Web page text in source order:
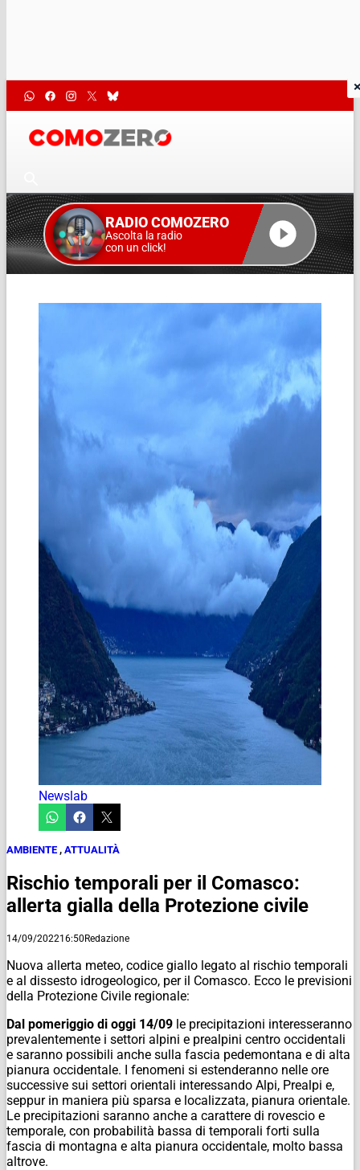
RADIO COMOZERO
Ascolta la radio
con un click!
Newslab
AMBIENTE , ATTUALITÀ
Rischio temporali per il Comasco:
allerta gialla della Protezione civile
14/09/202216:50Redazione
Nuova allerta meteo, codice giallo legato al rischio temporali
e al dissesto idrogeologico, per il Comasco. Ecco le previsioni
della Protezione Civile regionale:
Dal pomeriggio di oggi 14/09 le precipitazioni interesseranno
prevalentemente i settori alpini e prealpini centro occidentali
e saranno possibili anche sulla fascia pedemontana e di alta
pianura occidentale. I fenomeni si estenderanno nelle ore
successive sui settori orientali interessando Alpi, Prealpi e,
seppur in maniera più sparsa e localizzata, pianura orientale.
Le precipitazioni saranno anche a carattere di rovescio e
temporale, con probabilità bassa di temporali forti sulla
fascia di montagna e alta pianura occidentale, molto bassa
altrove.